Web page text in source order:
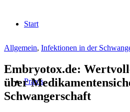
Start
Praxis
Allgemein, Infektionen in der
Embryotox.de:
über
Schwangerschaft